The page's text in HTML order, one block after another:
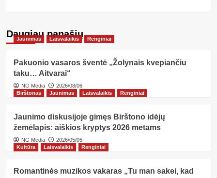
Daugiau panašių…
Jaunimas Laisvalaikis Renginiai
Pakuonio vasaros šventė „Žolynais kvepiančiu
taku… Aitvarai“
NG Media
2026/08/06
Birštonas
Jaunimas Laisvalaikis Renginiai
Jaunimo diskusijoje gimęs Birštono idėjų
žemėlapis: aiškios kryptys 2026 metams
NG Media
2026/05/05
Kultūra
Laisvalaikis Renginiai
Romantinės muzikos vakaras „Tu man sakei, kad